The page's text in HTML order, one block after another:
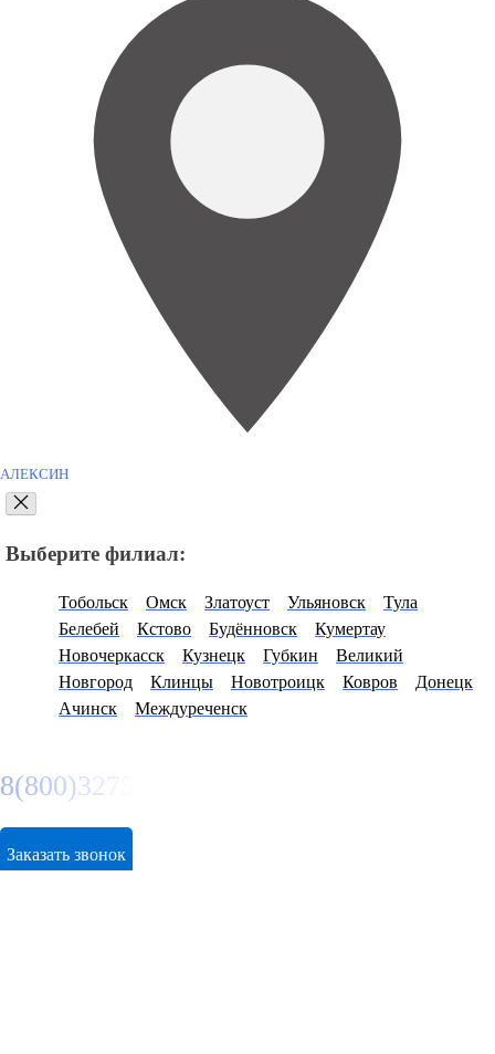
АЛЕКСИН
Выберите филиал:
Тобольск Омск Златоуст Ульяновск
Тула
Белебей
Кстово Будённовск
Кумертау
Новочеркасск
Кузнецк Губкин
Великий
Новгород
Клинцы Новотроицк Ковров
Донецк
Ачинск
Междуреченск
8(800)3275280
Заказать звонок